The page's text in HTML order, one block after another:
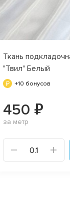
Ткань
"Твил" Белый
+10 бонусов
450 ₽
за метр